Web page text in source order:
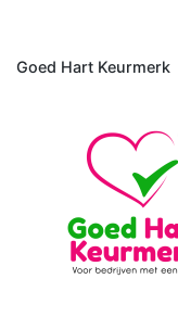
Goed Hart Keurmerk